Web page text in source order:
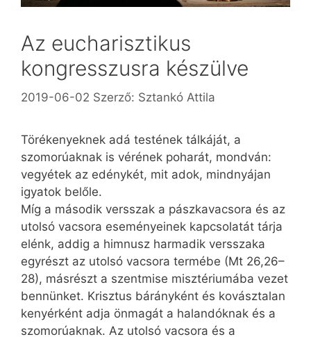
Az eucharisztikus
kongresszusra készülve
2019-06-02 Szerző: Sztankó Attila
Törékenyeknek adá testének tálkáját, a
szomorúaknak is vérének poharát, mondván:
vegyétek az edénykét, mit adok, mindnyájan
igyatok belőle.
Míg a második versszak a pászkavacsora és az
utolsó vacsora eseményeinek kapcsolatát tárja
elénk, addig a himnusz harmadik versszaka
egyrészt az utolsó vacsora termébe (Mt 26,26–
28), másrészt a szentmise misztériumába vezet
bennünket. Krisztus bárányként és kovásztalan
kenyérként adja önmagát a halandóknak és a
szomorúaknak. Az utolsó vacsora és a